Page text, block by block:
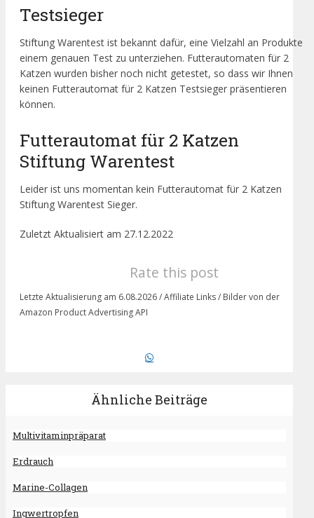
Testsieger
Stiftung Warentest ist bekannt dafür, eine Vielzahl an Produkte
einem genauen Test zu unterziehen. Futterautomaten für 2
Katzen wurden bisher noch nicht getestet, so dass wir Ihnen
keinen Futterautomat für 2 Katzen Testsieger präsentieren
können.
Futterautomat für 2 Katzen
Stiftung Warentest
Leider ist uns momentan kein Futterautomat für 2 Katzen
Stiftung Warentest Sieger.
Zuletzt Aktualisiert am 27.12.2022
Rate this post
Letzte Aktualisierung am 6.08.2026 / Affiliate Links / Bilder von der
Amazon Product Advertising API
Ähnliche Beiträge
Multivitaminpräparat
Erdrauch
Marine-Collagen
Ingwertropfen